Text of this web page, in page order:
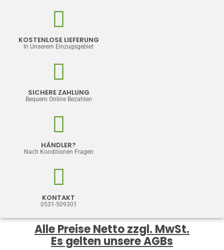
KOSTENLOSE LIEFERUNG
In Unserem Einzugsgebiet
SICHERE ZAHLUNG
Bequem Online Bezahlen
HÄNDLER?
Nach Konditionen Fragen
KONTAKT
0531-509301
Alle Preise Netto zzgl. MwSt.
Es gelten unsere AGBs